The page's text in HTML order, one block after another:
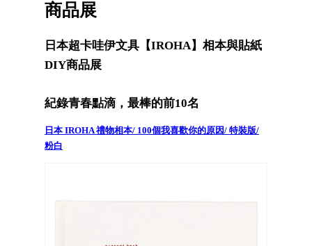
商品展
日本超卡哇伊文具【IROHA】相本與貼紙
DIY商品展
紀錄青春點滴，最棒的前10名
日本 IROHA 禮物相本/ 100個我喜歡你的原因/ 特裝版/
粉白